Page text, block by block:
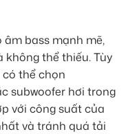
âm bass mạnh mẽ,
không thể thiếu. Tùy
thể chọn
subwoofer hơi trong
với công suất của
và tránh quá tải